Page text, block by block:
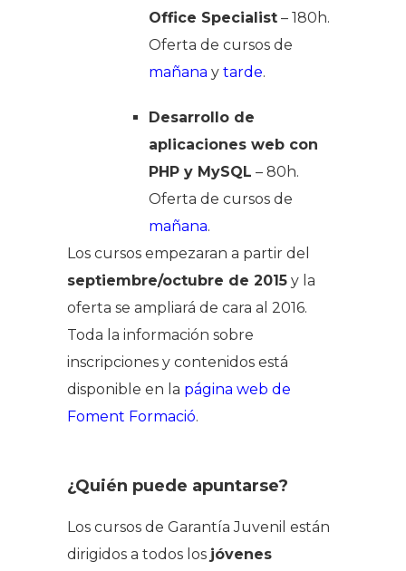
Office Specialist – 180h.
Oferta de cursos de
mañana y tarde.
Desarrollo de
aplicaciones web con
PHP y MySQL – 80h.
Oferta de cursos de
mañana.
Los cursos empezaran a partir del
septiembre/octubre de 2015 y la
oferta se ampliará de cara al 2016.
Toda la información sobre
inscripciones y contenidos está
disponible en la página web de
Foment Formació.
¿Quién puede apuntarse?
Los cursos de Garantía Juvenil están
dirigidos a todos los jóvenes